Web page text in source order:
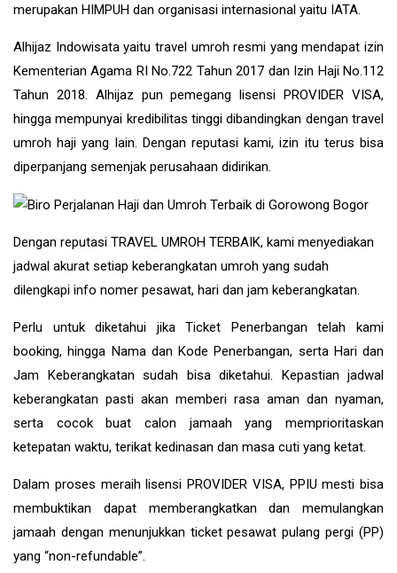
merupakan HIMPUH dan organisasi internasional yaitu IATA.
Alhijaz Indowisatayaitu travel umroh resmi yang mendapat izin
Kementerian Agama RI No.722 Tahun 2017 dan Izin Haji No.112
Tahun 2018. Alhijaz pun pemegang lisensi PROVIDER VISA,
hingga mempunyai kredibilitas tinggi dibandingkan dengan travel
umroh haji yang lain. Dengan reputasi kami, izin itu terus bisa
diperpanjang semenjak perusahaan didirikan.
Dengan reputasi TRAVEL UMROH TERBAIK, kami menyediakan
jadwal akurat setiap keberangkatan umroh yang sudah
dilengkapi info nomer pesawat, hari dan jam keberangkatan.
Perlu untuk diketahui jika Ticket Penerbangan telah kami
booking, hingga Nama dan Kode Penerbangan, serta Hari dan
Jam Keberangkatan sudah bisa diketahui. Kepastian jadwal
keberangkatan pasti akan memberi rasa aman dan nyaman,
serta cocok buat calon jamaah yang memprioritaskan
ketepatan waktu, terikat kedinasan dan masa cuti yang ketat.
Dalam proses meraih lisensi PROVIDER VISA, PPIU mesti bisa
membuktikan dapat memberangkatkan dan memulangkan
jamaah dengan menunjukkan ticket pesawat pulang pergi (PP)
yang “non-refundable”.